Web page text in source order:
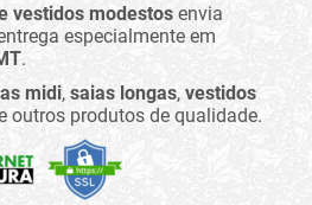
vestidos modestos envia
especialmente em
.
midi, saias longas, vestidos
outros produtos de qualidade.